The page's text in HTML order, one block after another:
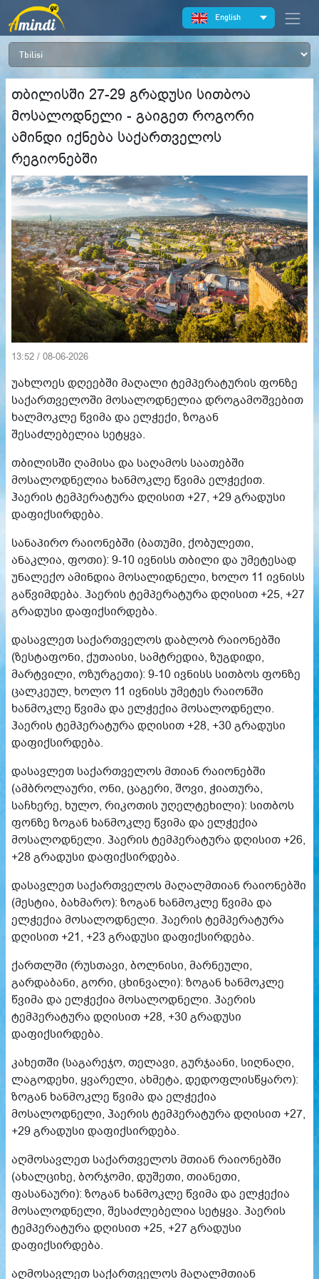
English
თბილისში 27-29 გრადუსი სითბოა
მოსალოდნელი - გაიგეთ როგორი
ამინდი იქნება საქართველოს
რეგიონებში
13:52 / 08-06-2026
უახლოეს დღეებში მაღალი ტემპერატურის ფონზე
საქართველოში მოსალოდნელია დროგამოშვებით
ხალმოკლე წვიმა და ელჭექი, ზოგან
შესაძლებელია სეტყვა.
თბილისში ღამისა და საღამოს საათებში
მოსალოდნელია ხანმოკლე წვიმა ელჭექით.
ჰაერის ტემპერატურა დღისით +27, +29 გრადუსი
დაფიქსირდება.
სანაპირო რაიონებში (ბათუმი, ქობულეთი,
ანაკლია, ფოთი): 9-10 ივნისს თბილი და უმეტესად
უნალექო ამინდია მოსალიდნელი, ხოლო 11 ივნისს
გაწვიმდება. ჰაერის ტემპერატურა დღისით +25, +27
გრადუსი დაფიქსირდება.
დასავლეთ საქართველოს დაბლობ რაიონებში
(ზესტაფონი, ქუთაისი, სამტრედია, ზუგდიდი,
მარტვილი, ოზურგეთი): 9-10 ივნისს სითბოს ფონზე
ცალკეულ, ხოლო 11 ივნისს უმეტეს რაიონში
ხანმოკლე წვიმა და ელჭექია მოსალოდნელი.
ჰაერის ტემპერატურა დღისით +28, +30 გრადუსი
დაფიქსირდება.
დასავლეთ საქართველოს მთიან რაიონებში
(ამბროლაური, ონი, ცაგერი, შოვი, ჭიათურა,
საჩხერე, ხულო, რიკოთის უღელტეხილი): სითბოს
ფონზე ზოგან ხანმოკლე წვიმა და ელჭექია
მოსალოდნელი. ჰაერის ტემპერატურა დღისით +26,
+28 გრადუსი დაფიქსირდება.
დასავლეთ საქართველოს მაღალმთიან რაიონებში
(მესტია, ბახმარო): ზოგან ხანმოკლე წვიმა და
ელჭექია მოსალოდნელი. ჰაერის ტემპერატურა
დღისით +21, +23 გრადუსი დაფიქსირდება.
ქართლში (რუსთავი, ბოლნისი, მარნეული,
გარდაბანი, გორი, ცხინვალი): ზოგან ხანმოკლე
წვიმა და ელჭექია მოსალოდნელი. ჰაერის
ტემპერატურა დღისით +28, +30 გრადუსი
დაფიქსირდება.
კახეთში (საგარეჯო, თელავი, გურჯაანი, სიღნაღი,
ლაგოდეხი, ყვარელი, ახმეტა, დედოფლისწყარო):
ზოგან ხანმოკლე წვიმა და ელჭექია
მოსალოდნელი, ჰაერის ტემპერატურა დღისით +27,
+29 გრადუსი დაფიქსირდება.
აღმოსავლეთ საქართველოს მთიან რაიონებში
(ახალციხე, ბორჯომი, დუშეთი, თიანეთი,
ფასანაური): ზოგან ხანმოკლე წვიმა და ელჭექია
მოსალოდნელი, შესაძლებელია სეტყვა. ჰაერის
ტემპერატურა დღისით +25, +27 გრადუსი
დაფიქსირდება.
აღმოსავლეთ საქართველოს მაღალმთიან